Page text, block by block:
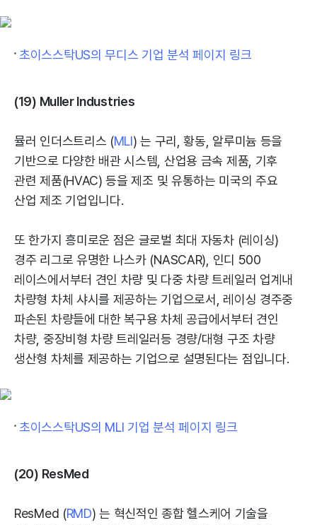
초이스스탁US의 무디스 기업 분석 페이지 링크
(19) Muller Industries
뮬러 인더스트리스 (MLI) 는 구리, 황동, 알루미늄 등을
기반으로 다양한 배관 시스템, 산업용 금속 제품, 기후
관련 제품(HVAC) 등을 제조 및 유통하는 미국의 주요
산업 제조 기업입니다.
또 한가지 흥미로운 점은 글로벌 최대 자동차 (레이싱)
경주 리그로 유명한 나스카 (NASCAR), 인디 500
레이스에서부터 견인 차량 및 다중 차량 트레일러 업계내
차량형 차체 샤시를 제공하는 기업으로서, 레이싱 경주중
파손된 차량들에 대한 복구용 차체 공급에서부터 견인
차량, 중장비형 차량 트레일러등 경량/대형 구조 차량
생산형 차체를 제공하는 기업으로 설명된다는 점입니다.
초이스스탁US의 MLI 기업 분석 페이지 링크
(20) ResMed
ResMed (RMD) 는 혁신적인 종합 헬스케어 기술을